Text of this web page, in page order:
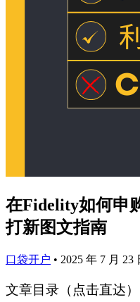
在Fidelity如何申
打新图文指南
口袋开户 • 2025 年 7 月 23
文章目录（点击直达）